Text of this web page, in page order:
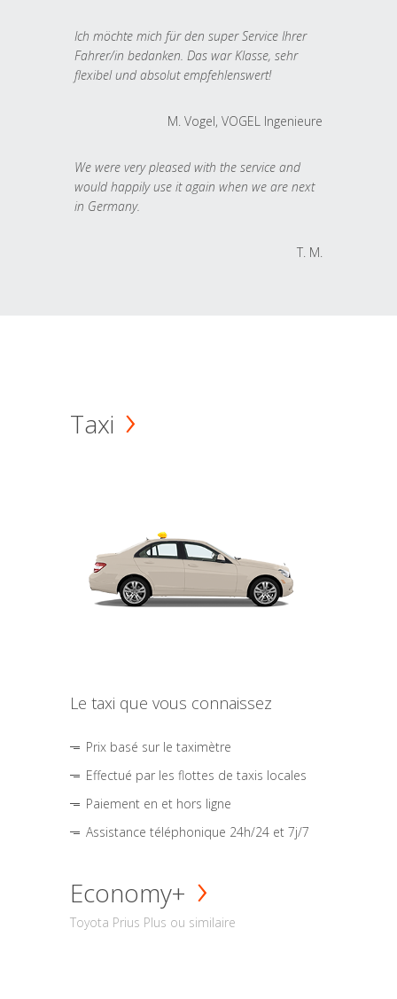
Ich möchte mich für den super Service Ihrer
Fahrer/in bedanken. Das war Klasse, sehr
flexibel und absolut empfehlenswert!
M. Vogel, VOGEL Ingenieure
We were very pleased with the service and
would happily use it again when we are next
in Germany.
T. M.
Taxi
Le taxi que vous connaissez
Prix basé sur le taximètre
Effectué par les flottes de taxis locales
Paiement en et hors ligne
Assistance téléphonique 24h/24 et 7j/7
Economy+
Toyota Prius Plus ou similaire